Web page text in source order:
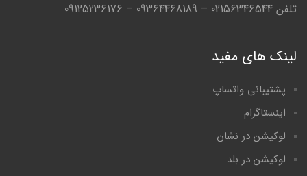
تلفن 02156346544 – 09364468189 – 09125236176
لینک های مفید
پشتیبانی واتساپ
اینستاگرام
لوکیشن در نشان
لوکیشن در بلد